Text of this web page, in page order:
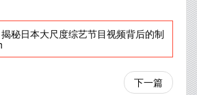
揭秘日本大尺度综艺节目视频背后的制
下一篇